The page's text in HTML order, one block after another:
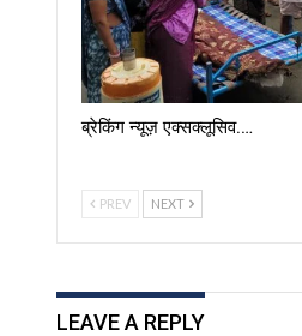
ब्रेकिंग न्यूज़ एक्सक्लूसिव.…
PREV NEXT
LEAVE A REPLY